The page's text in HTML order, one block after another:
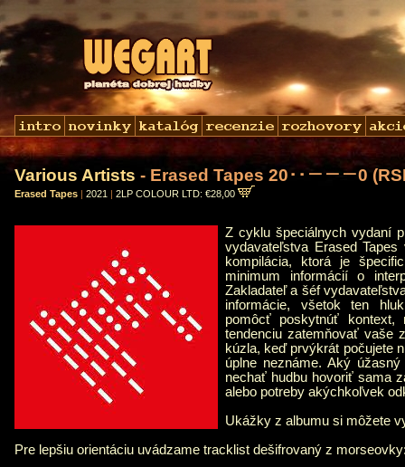
Various Artists - Erased Tapes 20･･－－－0
Erased Tapes | 2021 | 2LP COLOUR LTD: €28,00
Z cyklu špeciálnych vydaní
vydavateľstva Erased
kompilácia, ktorá je
minimum informácií o
Zakladateľ a šéf
informácie, všetok ten
pomôcť poskytnúť kontext,
tendenciu zatemňovať vaše
kúzla, keď prvýkrát počujete
úplne neznáme. Aký
nechať hudbu hovoriť sama
alebo potreby akýchkoľvek
Ukážky z albumu si môžete
Pre lepšiu orientáciu uvádzame tracklist dešifrovaný z